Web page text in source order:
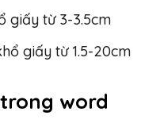
giấy từ 3-3.5cm
giấy từ 1.5-20cm
word